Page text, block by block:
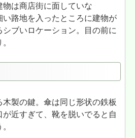
は商店街に面していな
い路地を入ったところに建物が
ブいロケーション。目の前に
製の鍵。傘は同じ形状の鉄板
近すぎて、靴を脱いでると自